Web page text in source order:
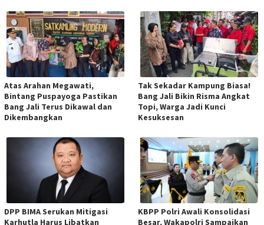
Atas Arahan Megawati,
Bintang Puspayoga Pastikan
Bang Jali Terus Dikawal dan
Dikembangkan
Tak Sekadar Kampung Biasa!
Bang Jali Bikin Risma Angkat
Topi, Warga Jadi Kunci
Kesuksesan
DPP BIMA Serukan Mitigasi
Karhutla Harus Libatkan
KBPP Polri Awali Konsolidasi
Besar, Wakapolri Sampaikan